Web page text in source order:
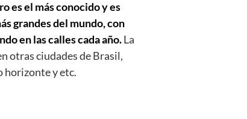
es el más conocido y es
grandes del mundo, con
en las calles cada año.La
otras ciudades de Brasil,
horizonte y etc.